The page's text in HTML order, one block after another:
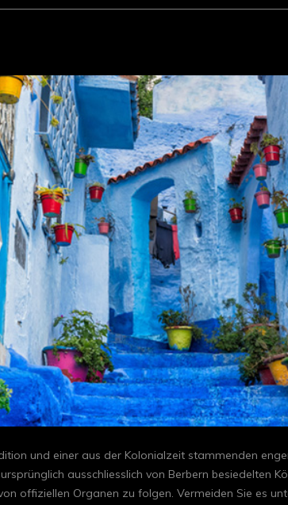
und einer aus der Kolonialzeit stammenden
ausschliesslich von Berbern besiedelten
offiziellen Organen zu folgen. Vermeiden Sie es